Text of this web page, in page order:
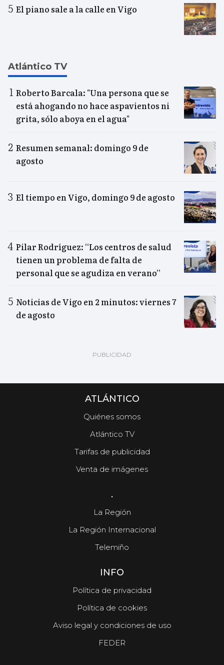
El piano sale a la calle en Vigo
Atlántico TV
Roberto Barcala: "Una persona que se
está ahogando no hace aspavientos ni
grita, sólo aboya en el agua"
Resumen semanal: domingo 9 de
agosto
El tiempo en Vigo, domingo 9 de agosto
Pilar Rodríguez: “Los centros de salud
tienen un problema de falta de
personal que se agudiza en verano”
Noticias de Vigo en 2 minutos: viernes 7
de agosto
ATLÁNTICO
Quiénes somos
Atlántico TV
Tarifas de publicidad
Venta de imágenes
.
La Región
La Región Internacional
Telemiño
INFO
Política de privacidad
Política de cookies
Aviso legal y condiciones de uso
FEDER